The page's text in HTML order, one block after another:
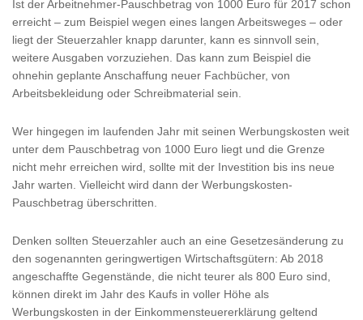
Ist der Arbeitnehmer-Pauschbetrag von 1000 Euro für 2017 schon
erreicht – zum Beispiel wegen eines langen Arbeitsweges – oder
liegt der Steuerzahler knapp darunter, kann es sinnvoll sein,
weitere Ausgaben vorzuziehen. Das kann zum Beispiel die
ohnehin geplante Anschaffung neuer Fachbücher, von
Arbeitsbekleidung oder Schreibmaterial sein.
Wer hingegen im laufenden Jahr mit seinen Werbungskosten weit
unter dem Pauschbetrag von 1000 Euro liegt und die Grenze
nicht mehr erreichen wird, sollte mit der Investition bis ins neue
Jahr warten. Vielleicht wird dann der Werbungskosten-
Pauschbetrag überschritten.
Denken sollten Steuerzahler auch an eine Gesetzesänderung zu
den sogenannten geringwertigen Wirtschaftsgütern: Ab 2018
angeschaffte Gegenstände, die nicht teurer als 800 Euro sind,
können direkt im Jahr des Kaufs in voller Höhe als
Werbungskosten in der Einkommensteuererklärung geltend